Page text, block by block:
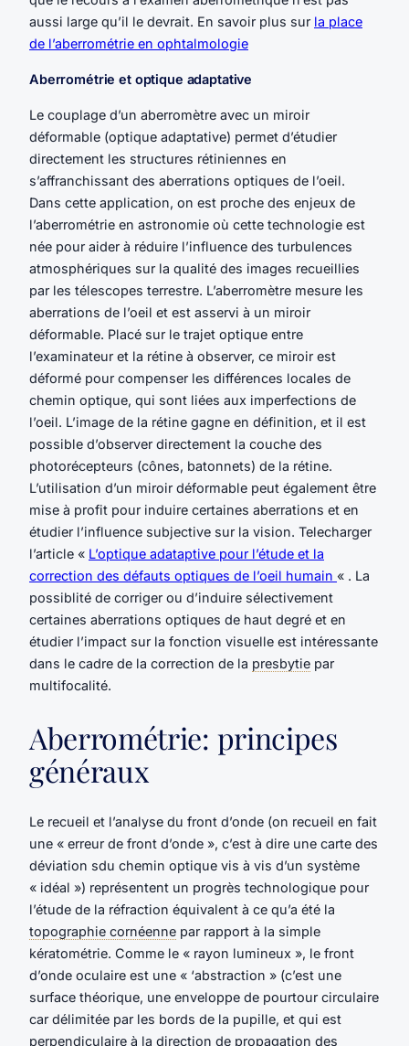
aussi large qu’il le devrait. En savoir plus sur la place
de l’aberrométrie en ophtalmologie
Aberrométrie et optique adaptative
Le couplage d’un aberromètre avec un miroir
déformable (optique adaptative) permet d’étudier
directement les structures rétiniennes en
s’affranchissant des aberrations optiques de l’oeil.
Dans cette application, on est proche des enjeux de
l’aberrométrie en astronomie où cette technologie est
née pour aider à réduire l’influence des turbulences
atmosphériques sur la qualité des images recueillies
par les télescopes terrestre. L’aberromètre mesure les
aberrations de l’oeil et est asservi à un miroir
déformable. Placé sur le trajet optique entre
l’examinateur et la rétine à observer, ce miroir est
déformé pour compenser les différences locales de
chemin optique, qui sont liées aux imperfections de
l’oeil. L’image de la rétine gagne en définition, et il est
possible d’observer directement la couche des
photorécepteurs (cônes, batonnets) de la rétine.
L’utilisation d’un miroir déformable peut également être
mise à profit pour induire certaines aberrations et en
étudier l’influence subjective sur la vision. Telecharger
l’article « L’optique adataptive pour l’étude et la
correction des défauts optiques de l’oeil humain « . La
possiblité de corriger ou d’induire sélectivement
certaines aberrations optiques de haut degré et en
étudier l’impact sur la fonction visuelle est intéressante
dans le cadre de la correction de la presbytie par
multifocalité.
Aberrométrie: principes
généraux
Le recueil et l’analyse du front d’onde (on recueil en fait
une « erreur de front d’onde », c’est à dire une carte des
déviation sdu chemin optique vis à vis d’un système
« idéal ») représentent un progrès technologique pour
l’étude de la réfraction équivalent à ce qu’a été la
topographie cornéenne par rapport à la simple
kératométrie. Comme le « rayon lumineux », le front
d’onde oculaire est une « ‘abstraction » (c’est une
surface théorique, une enveloppe de pourtour circulaire
car délimitée par les bords de la pupille, et qui est
perpendiculaire à la direction de propagation des